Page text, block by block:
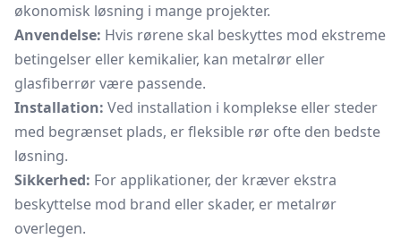
økonomisk løsning i mange projekter.
Anvendelse: Hvis rørene skal beskyttes mod ekstreme
betingelser eller kemikalier, kan metalrør eller
glasfiberrør være passende.
Installation: Ved installation i komplekse eller steder
med begrænset plads, er fleksible rør ofte den bedste
løsning.
Sikkerhed: For applikationer, der kræver ekstra
beskyttelse mod brand eller skader, er metalrør
overlegen.